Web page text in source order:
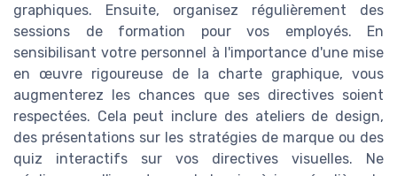
graphiques. Ensuite, organisez régulièrement des
sessions de formation pour vos employés. En
sensibilisant votre personnel à l'importance d'une mise
en œuvre rigoureuse de la charte graphique, vous
augmenterez les chances que ses directives soient
respectées. Cela peut inclure des ateliers de design,
des présentations sur les stratégies de marque ou des
quiz interactifs sur vos directives visuelles. Ne